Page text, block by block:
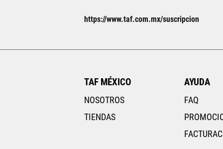
https://www.taf.com.mx/suscripcion
TAF MÉXICO
NOSOTROS
TIENDAS
AYUDA
FAQ